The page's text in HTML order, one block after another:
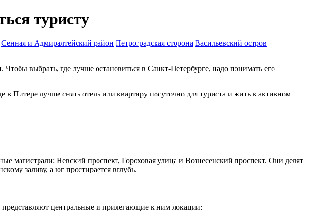
туристу
Сенная и Адмиралтейский район Петроградская сторона Васильевский остров
выбрать, где лучше остановиться в Санкт-Петербурге, надо понимать его
Питере лучше снять отель или квартиру посуточно для туриста и жить в активном
магистрали: Невский проспект, Гороховая улица и Вознесенский проспект. Они делят
заливу, а юг простирается вглубь.
представляют центральные и прилегающие к ним локации: